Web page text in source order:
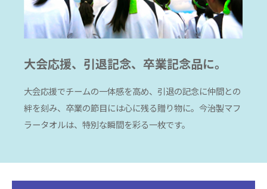
大会応援、引退記念、卒業記念品に。
大会応援でチームの一体感を高め、引退の記念に仲間との
絆を刻み、卒業の節目には心に残る贈り物に。今治製マフ
ラータオルは、特別な瞬間を彩る一枚です。